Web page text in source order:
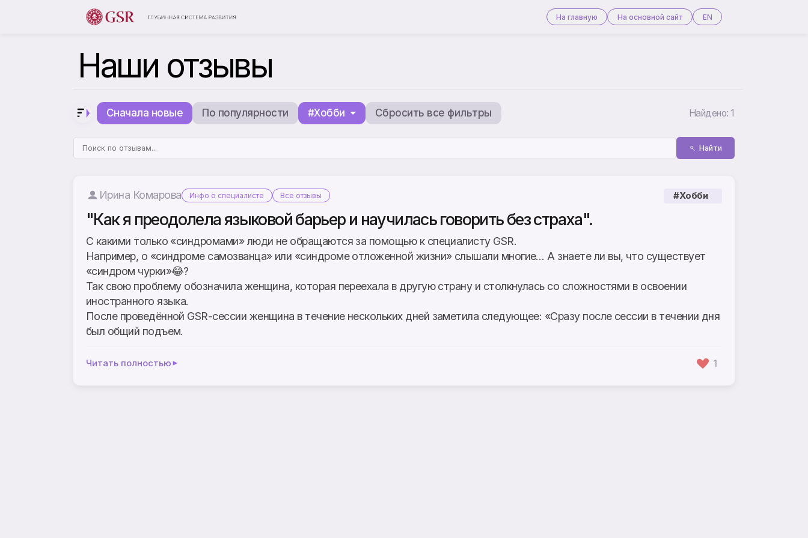
На главную На основной сайт EN
Наши отзывы
Сначала новые По популярности #Хобби Сбросить все фильтры Найдено: 1
Найти
Ирина Комарова Инфо о специалисте Все отзывы #Хобби
"Как я преодолела языковой барьер и научилась говорить без страха".
С какими только «синдромами» люди не обращаются за помощью к специалисту GSR.
Например, о «синдроме самозванца» или «синдроме отложенной жизни» слышали многие… А знаете ли вы, что существует
«синдром чурки»😂?
Так свою проблему обозначила женщина, которая переехала в другую страну и столкнулась со сложностями в освоении
иностранного языка.
После проведённой GSR-сессии женщина в течение нескольких дней заметила следующее: «Сразу после сессии в течении дня
был общий подъем.
Читать полностью 1